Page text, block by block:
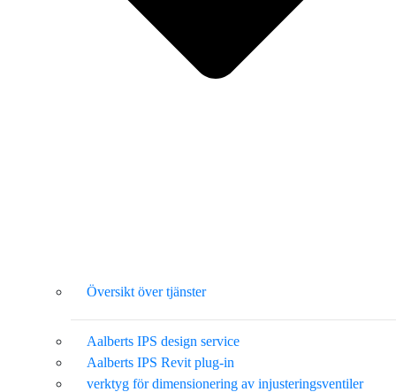
Översikt över tjänster
Aalberts IPS design service
Aalberts IPS Revit plug-in
verktyg för dimensionering av injusteringsventiler